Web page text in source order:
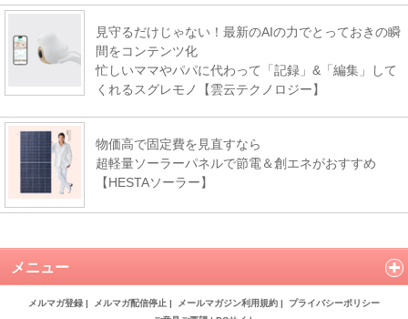
見守るだけじゃない！最新のAIの力でとっておきの瞬
間をコンテンツ化
忙しいママやパパに代わって「記録」&「編集」して
くれるスグレモノ【雲云テクノロジー】
物価高で固定費を見直すなら
超軽量ソーラーパネルで節電＆創エネがおすすめ
【HESTAソーラー】
メニュー
メルマガ登録 | メルマガ配信停止 | メールマガジン利用規約 | プライバシーポリシー